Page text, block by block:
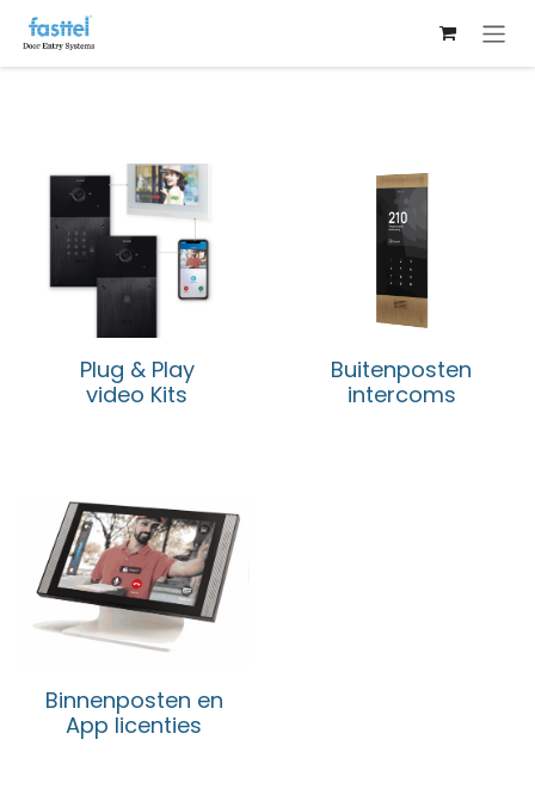
Overslaan naar inhoud
Plug & Play
video Kits
Buitenposten
intercoms
Binnenposten en
App licenties